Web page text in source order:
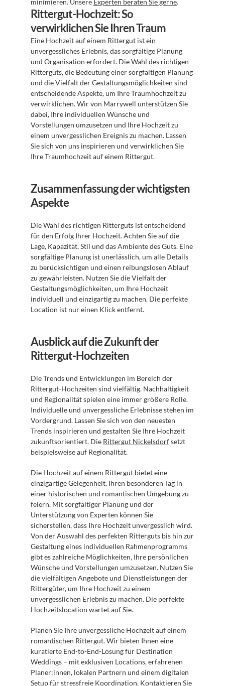
minimieren. Unsere Experten beraten Sie gerne.
Rittergut-Hochzeit: So
verwirklichen Sie Ihren Traum
Eine Hochzeit auf einem Rittergut ist ein
unvergessliches Erlebnis, das sorgfältige Planung
und Organisation erfordert. Die Wahl des richtigen
Ritterguts, die Bedeutung einer sorgfältigen Planung
und die Vielfalt der Gestaltungsmöglichkeiten sind
entscheidende Aspekte, um Ihre Traumhochzeit zu
verwirklichen. Wir von Marrywell unterstützen Sie
dabei, Ihre individuellen Wünsche und
Vorstellungen umzusetzen und Ihre Hochzeit zu
einem unvergesslichen Ereignis zu machen. Lassen
Sie sich von uns inspirieren und verwirklichen Sie
Ihre Traumhochzeit auf einem Rittergut.
Zusammenfassung der wichtigsten
Aspekte
Die Wahl des richtigen Ritterguts ist entscheidend
für den Erfolg Ihrer Hochzeit. Achten Sie auf die
Lage, Kapazität, Stil und das Ambiente des Guts. Eine
sorgfältige Planung ist unerlässlich, um alle Details
zu berücksichtigen und einen reibungslosen Ablauf
zu gewährleisten. Nutzen Sie die Vielfalt der
Gestaltungsmöglichkeiten, um Ihre Hochzeit
individuell und einzigartig zu machen. Die perfekte
Location ist nur einen Klick entfernt.
Ausblick auf die Zukunft der
Rittergut-Hochzeiten
Die Trends und Entwicklungen im Bereich der
Rittergut-Hochzeiten sind vielfältig. Nachhaltigkeit
und Regionalität spielen eine immer größere Rolle.
Individuelle und unvergessliche Erlebnisse stehen im
Vordergrund. Lassen Sie sich von den neuesten
Trends inspirieren und gestalten Sie Ihre Hochzeit
zukunftsorientiert. Die Rittergut Nickelsdorf setzt
beispielsweise auf Regionalität.
Die Hochzeit auf einem Rittergut bietet eine
einzigartige Gelegenheit, Ihren besonderen Tag in
einer historischen und romantischen Umgebung zu
feiern. Mit sorgfältiger Planung und der
Unterstützung von Experten können Sie
sicherstellen, dass Ihre Hochzeit unvergesslich wird.
Von der Auswahl des perfekten Ritterguts bis hin zur
Gestaltung eines individuellen Rahmenprogramms
gibt es zahlreiche Möglichkeiten, Ihre persönlichen
Wünsche und Vorstellungen umzusetzen. Nutzen Sie
die vielfältigen Angebote und Dienstleistungen der
Rittergüter, um Ihre Hochzeit zu einem
unvergesslichen Erlebnis zu machen. Die perfekte
Hochzeitslocation wartet auf Sie.
Planen Sie Ihre unvergessliche Hochzeit auf einem
romantischen Rittergut. Wir bieten Ihnen eine
kuratierte End-to-End-Lösung für Destination
Weddings – mit exklusiven Locations, erfahrenen
Planer:innen, lokalen Partnern und einem digitalen
Setup für stressfreie Koordination. Kontaktieren Sie